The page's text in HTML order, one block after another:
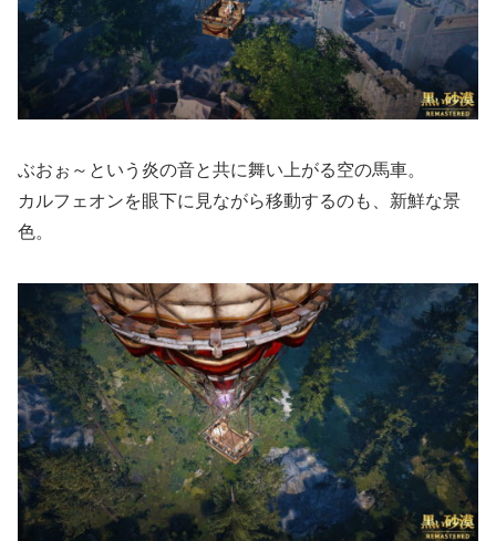
ぶおぉ～という炎の音と共に舞い上がる空の馬車。
カルフェオンを眼下に見ながら移動するのも、新鮮な景
色。